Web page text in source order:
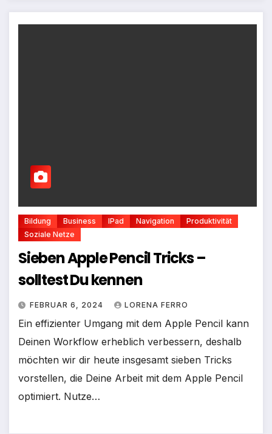
Bildung Business IPad Navigation
Produktivität
Soziale Netze
Sieben Apple Pencil Tricks –
solltest Du kennen
FEBRUAR 6, 2024 LORENA FERRO
Ein effizienter Umgang mit dem Apple Pencil kann
Deinen Workflow erheblich verbessern, deshalb
möchten wir dir heute insgesamt sieben Tricks
vorstellen, die Deine Arbeit mit dem Apple Pencil
optimiert. Nutze…